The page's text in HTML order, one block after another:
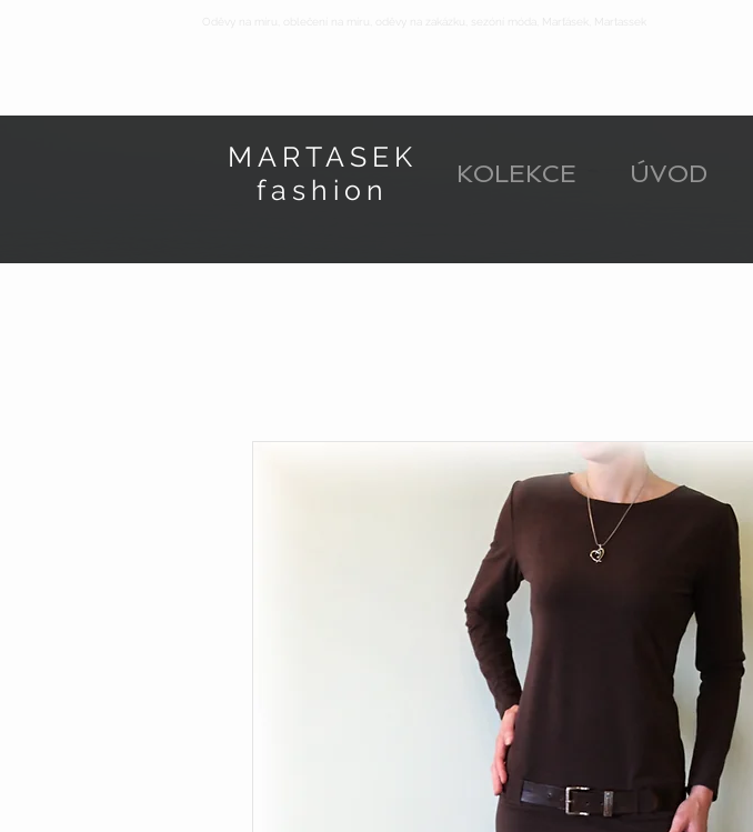
MARTASEK
fashion
KOLEKCE ÚVOD